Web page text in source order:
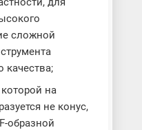
сложной
качества;
на
не конус,
образной